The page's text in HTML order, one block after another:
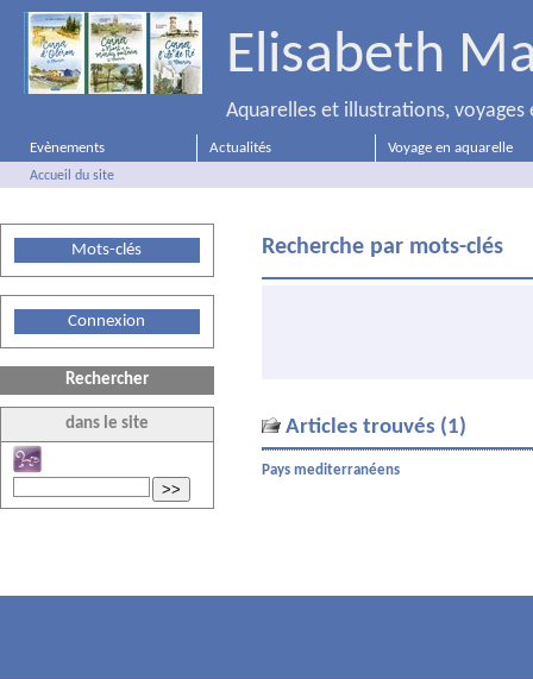
Elisabeth
Aquarelles et illustrations, voyages
Evènements Actualités Voyage en aquarelle
Accueil du site
Recherche par mots-clés
Articles trouvés (1)
Pays mediterranéens
Mots-clés
Connexion
Rechercher
dans le site
>>